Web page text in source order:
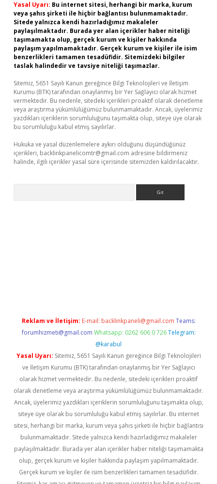
Yasal Uyarı: Bu internet sitesi, herhangi bir marka, kurum
veya şahıs şirketi ile hiçbir bağlantısı bulunmamaktadır.
Sitede yalnızca kendi hazırladığımız makaleler
paylaşılmaktadır. Burada yer alan içerikler haber niteliği
taşımamakta olup, gerçek kurum ve kişiler hakkında
paylaşım yapılmamaktadır. Gerçek kurum ve kişiler ile isim
benzerlikleri tamamen tesadüfidir. Sitemizdeki bilgiler
taslak halindedir ve tavsiye niteliği taşımazlar.
Sitemiz, 5651 Sayılı Kanun gereğince Bilgi Teknolojileri ve İletişim
Kurumu (BTK) tarafından onaylanmış bir Yer Sağlayıcı olarak hizmet
vermektedir. Bu nedenle, sitedeki içerikleri proaktif olarak denetleme
veya araştırma yükümlülüğümüz bulunmamaktadır. Ancak, üyelerimiz
yazdıkları içeriklerin sorumluluğunu taşımakta olup, siteye üye olarak
bu sorumluluğu kabul etmiş sayılırlar.
Hukuka ve yasal düzenlemelere aykırı olduğunu düşündüğünüz
içerikleri, backlinkpanelicomtr@gmail.com adresine bildirmeniz
halinde, ilgili içerikler yasal süre içerisinde sitemizden kaldırılacaktır.
Reklam ve İletişim: E-mail: backlinkpaneli@gmail.com Teams:
forumhizmeti@gmail.com Whatsapp: 0262 606 0 726 Telegram:
@karabul
Yasal Uyarı: Sitemiz, 5651 Sayılı Kanun gereğince Bilgi Teknolojileri
ve İletişim Kurumu (BTK) tarafından onaylanmış bir Yer Sağlayıcı
olarak hizmet vermektedir. Bu nedenle, sitedeki içerikleri proaktif
olarak denetleme veya araştırma yükümlülüğümüz bulunmamaktadır.
Ancak, üyelerimiz yazdıkları içeriklerin sorumluluğunu taşımakta olup,
siteye üye olarak bu sorumluluğu kabul etmiş sayılırlar. Bu internet
sitesi, herhangi bir marka, kurum veya şahıs şirketi ile hiçbir bağlantısı
bulunmamaktadır. Sitede yalnızca kendi hazırladığımız makaleler
paylaşılmaktadır. Burada yer alan içerikler haber niteliği taşımamakta
olup, gerçek kurum ve kişiler hakkında paylaşım yapılmamaktadır.
Gerçek kurum ve kişiler ile isim benzerlikleri tamamen tesadüfidir.